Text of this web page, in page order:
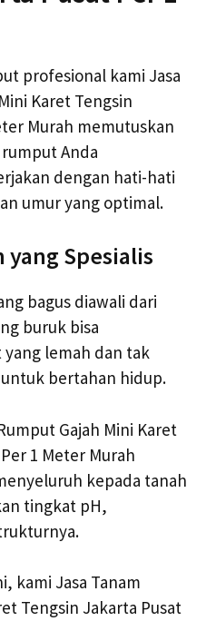
profesional kami Jasa
Karet Tengsin
Murah memutuskan
Anda
dengan hati-hati
umur yang optimal.
yang Spesialis
bagus diawali dari
buruk bisa
lemah dan tak
bertahan hidup.
Gajah Mini Karet
1 Meter Murah
kepada tanah
tingkat pH,
kami Jasa Tanam
Tengsin Jakarta Pusat